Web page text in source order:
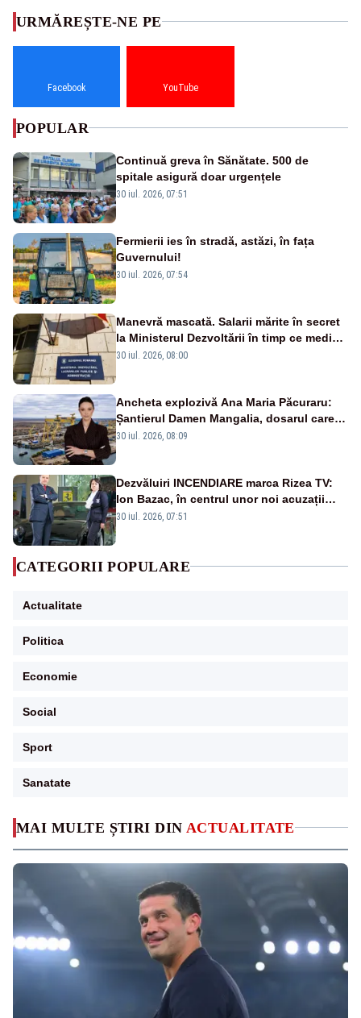
MAI MULTE ȘTIRI DIN ACTUALITATE
URMĂREȘTE-NE PE
Facebook YouTube
POPULAR
Continuă greva în Sănătate. 500 de
spitale asigură doar urgențele
30 iul. 2026, 07:51
Fermierii ies în stradă, astăzi, în fața
Guvernului!
30 iul. 2026, 07:54
Manevră mascată. Salarii mărite în secret
la Ministerul Dezvoltării în timp ce medicii
ies în stradă
30 iul. 2026, 08:00
Ancheta explozivă Ana Maria Păcuraru:
Șantierul Damen Mangalia, dosarul care
scufundă apărarea României
30 iul. 2026, 08:09
Dezvăluiri INCENDIARE marca Rizea TV:
Ion Bazac, în centrul unor noi acuzații
publice
30 iul. 2026, 07:51
CATEGORII POPULARE
Actualitate
Politica
Economie
Social
Sport
Sanatate